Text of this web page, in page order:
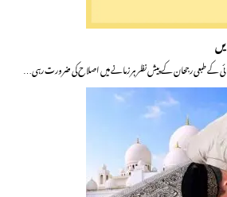
کے طبعی رجحان کے پیش نظر ہر زمانے میں اصلاح کی ضرورت رہی…